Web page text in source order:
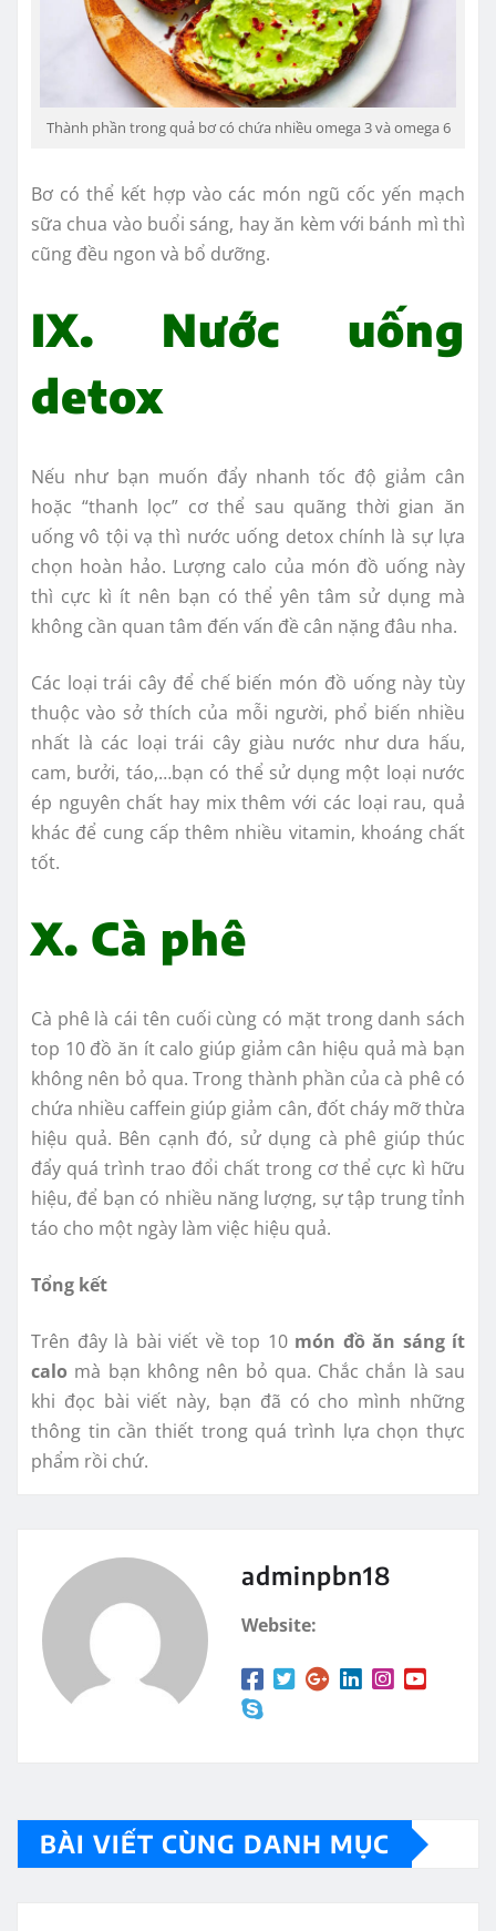
Thành phần trong quả bơ có chứa nhiều omega 3 và omega 6
Bơ có thể kết hợp vào các món ngũ cốc yến mạch
sữa chua vào buổi sáng, hay ăn kèm với bánh mì thì
cũng đều ngon và bổ dưỡng.
IX. Nước uống
detox
Nếu như bạn muốn đẩy nhanh tốc độ giảm cân
hoặc “thanh lọc” cơ thể sau quãng thời gian ăn
uống vô tội vạ thì nước uống detox chính là sự lựa
chọn hoàn hảo. Lượng calo của món đồ uống này
thì cực kì ít nên bạn có thể yên tâm sử dụng mà
không cần quan tâm đến vấn đề cân nặng đâu nha.
Các loại trái cây để chế biến món đồ uống này tùy
thuộc vào sở thích của mỗi người, phổ biến nhiều
nhất là các loại trái cây giàu nước như dưa hấu,
cam, bưởi, táo,…bạn có thể sử dụng một loại nước
ép nguyên chất hay mix thêm với các loại rau, quả
khác để cung cấp thêm nhiều vitamin, khoáng chất
tốt.
X. Cà phê
Cà phê là cái tên cuối cùng có mặt trong danh sách
top 10 đồ ăn ít calo giúp giảm cân hiệu quả mà bạn
không nên bỏ qua. Trong thành phần của cà phê có
chứa nhiều caffein giúp giảm cân, đốt cháy mỡ thừa
hiệu quả. Bên cạnh đó, sử dụng cà phê giúp thúc
đẩy quá trình trao đổi chất trong cơ thể cực kì hữu
hiệu, để bạn có nhiều năng lượng, sự tập trung tỉnh
táo cho một ngày làm việc hiệu quả.
Tổng kết
Trên đây là bài viết về top 10món đồ ăn sáng ít
calo mà bạn không nên bỏ qua. Chắc chắn là sau
khi đọc bài viết này, bạn đã có cho mình những
thông tin cần thiết trong quá trình lựa chọn thực
phẩm rồi chứ.
adminpbn18
Website:
BÀI VIẾT CÙNG DANH MỤC